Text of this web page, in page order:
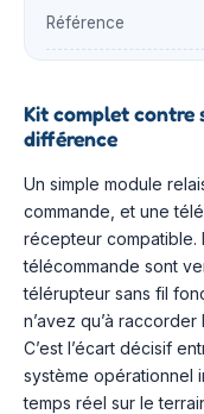
Référence
Kit complet contre
différence
Un simple module
commande, et une
récepteur compatible.
télécommande sont
télérupteur sans fil
n’avez qu’à
C’est l’écart décisif
système opérationnel
temps réel sur le